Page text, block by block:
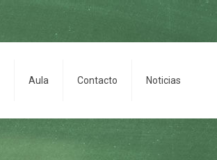
Aula Contacto Noticias